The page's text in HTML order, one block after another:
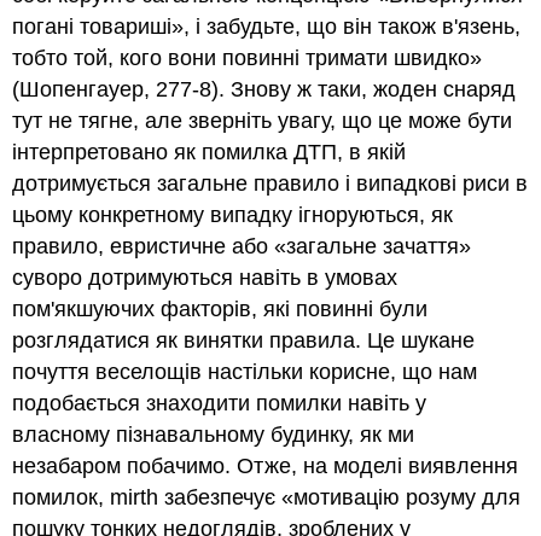
погані товариші», і забудьте, що він також в'язень,
тобто той, кого вони повинні тримати швидко»
(Шопенгауер, 277-8). Знову ж таки, жоден снаряд
тут не тягне, але зверніть увагу, що це може бути
інтерпретовано як помилка ДТП, в якій
дотримується загальне правило і випадкові риси в
цьому конкретному випадку ігноруються, як
правило, евристичне або «загальне зачаття»
суворо дотримуються навіть в умовах
пом'якшуючих факторів, які повинні були
розглядатися як винятки правила. Це шукане
почуття веселощів настільки корисне, що нам
подобається знаходити помилки навіть у
власному пізнавальному будинку, як ми
незабаром побачимо. Отже, на моделі виявлення
помилок, mirth забезпечує «мотивацію розуму для
пошуку тонких недоглядів, зроблених у